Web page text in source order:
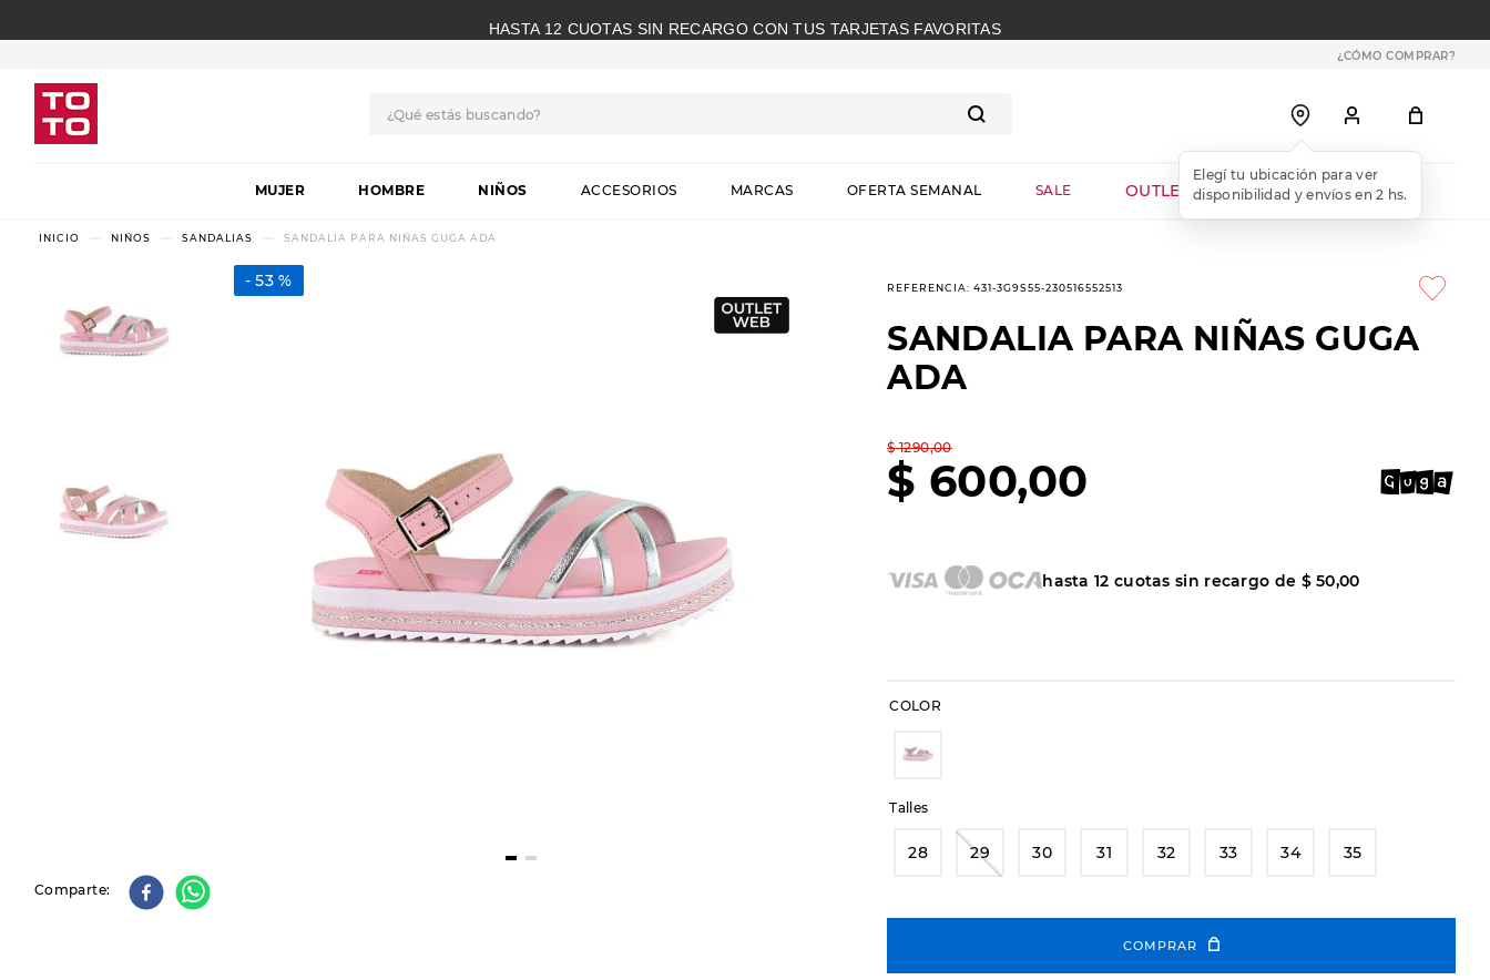
HASTA 12 CUOTAS SIN RECARGO CON TUS TARJETAS FAVORITAS
¿CÓMO COMPRAR?
MUJER HOMBRE NIÑOS ACCESORIOS MARCAS OFERTA SEMANAL SALE OUTLET WEB
NIÑOS SANDALIAS SANDALIA PARA NIÑAS GUGA ADA
53 %
Comparte
REFERENCIA:431-3G9S55-230516552513
SANDALIA PARA NIÑAS GUGA
ADA
$ 1290,00
$ 600,00
hasta12 cuotas sin recargo de $ 50,00
COLOR
Talles
28 29 30 31 32 33 34 35
COMPRAR
1.
botas
2.
skechers
3.
slip-ins
botas dama